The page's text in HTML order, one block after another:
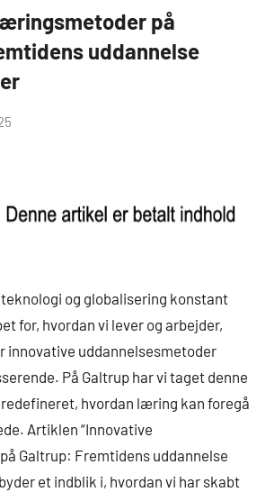
på
uddannelse
teknologi og globalisering konstant
for, hvordan vi lever og arbejder,
innovative uddannelsesmetoder
På Galtrup har vi taget denne
hvordan læring kan foregå
Artiklen “Innovative
Galtrup: Fremtidens uddannelse
et indblik i, hvordan vi har skabt